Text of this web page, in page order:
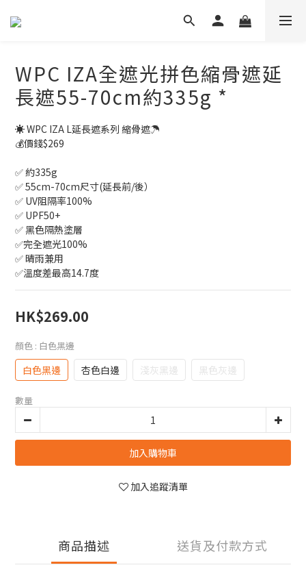
WPC IZA全遮光拼色縮骨遮延
長遮55-70cm約335g *
☀️ WPC IZA L延長遮系列 縮骨遮☂️
💰價錢$269
✅ 約335g
✅ 55cm-70cm尺寸(延長前/後）
✅ UV阻隔率100%
✅ UPF50+
✅ 黑色隔熱塗層
✅完全遮光100%
✅ 晴雨兼用
✅溫度差最高14.7度
HK$269.00
顏色 : 白色黑邊
白色黑邊 杏色白邊 淺灰黑邊 黑色灰邊
數量
加入購物車
加入追蹤清單
商品描述 送貨及付款方式